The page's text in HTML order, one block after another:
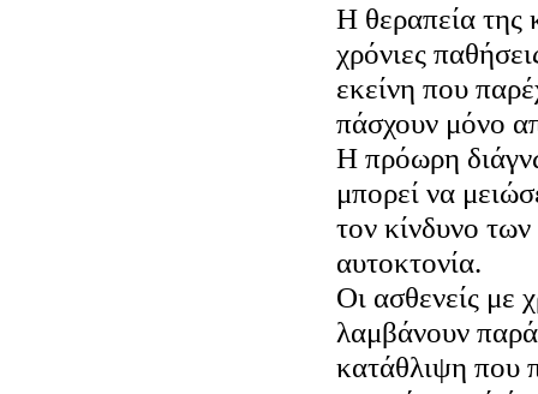
Η θεραπεία της
χρόνιες
εκείνη που
πάσχουν μόνο
Η πρόωρη
μπορεί να
τον κίνδυνο
αυτοκτονία.
Οι ασθενείς με
λαμβάνουν
κατάθλιψη που